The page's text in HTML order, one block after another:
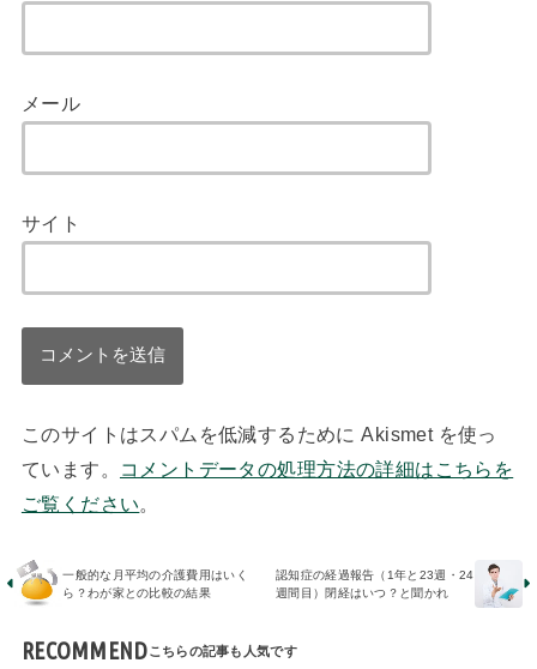
メール
サイト
このサイトはスパムを低減するために Akismet を使っ
ています。
コメントデータの処理方法の詳細はこちらを
ご覧ください。
一般的な月平均の介護費用はいく
ら？わが家との比較の結果
認知症の経過報告（1年と23週・24
週間目）閉経はいつ？と聞かれ
RECOMMEND